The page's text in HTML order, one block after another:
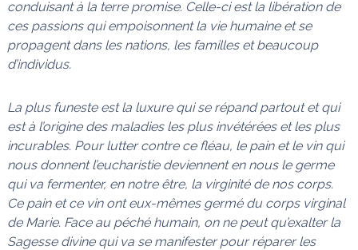
conduisant à la terre promise. Celle-ci est la libération de
ces passions qui empoisonnent la vie humaine et se
propagent dans les nations, les familles et beaucoup
d’individus.
La plus funeste est la luxure qui se répand partout et qui
est à l’origine des maladies les plus invétérées et les plus
incurables. Pour lutter contre ce fléau, le pain et le vin qui
nous donnent l’eucharistie deviennent en nous le germe
qui va fermenter, en notre être, la virginité de nos corps.
Ce pain et ce vin ont eux-mêmes germé du corps virginal
de Marie. Face au péché humain, on ne peut qu’exalter la
Sagesse divine qui va se manifester pour réparer les